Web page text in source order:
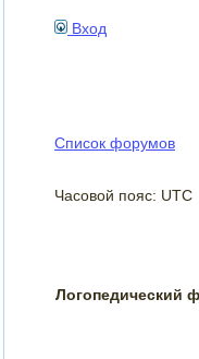
Вход
Список форумов
Часовой пояс: UTC
Логопедический